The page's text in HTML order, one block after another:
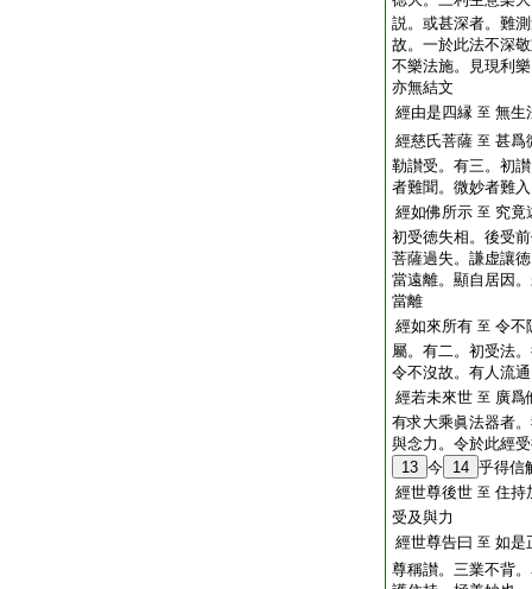
説。或甚深者。難
故。一於此法不深
不樂法施。見現利
亦無結文
經由是四縁 至 無生
經慈氏菩薩 至 甚爲
勒讃受。有三。初
者難聞。微妙者難入
經如佛所示 至 究
初受徳失相。後受
菩薩過失。謙虚讓
當遠離。顯自居因
當離
經如來所有 至 令不
屬。有二。初受法
令不沒故。有人流
經若未來世 至 廣
有求大乘眞法器者
與念力。令於此經
13 今 14 乎得信
經世尊後世 至 住持
受及與力
經世尊告曰 至 如是
尊稱讃。三業不背